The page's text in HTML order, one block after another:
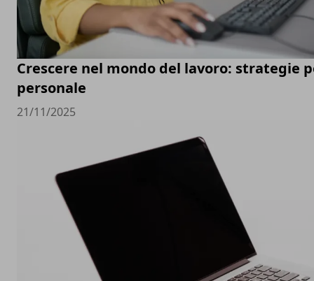
Crescere nel mondo del lavoro: strategie
personale
21/11/2025